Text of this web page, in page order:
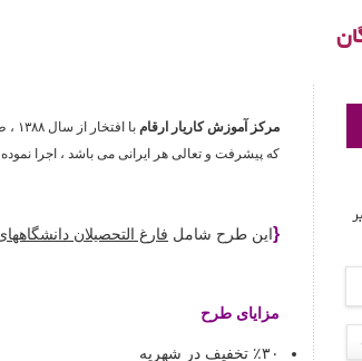
مرکز آموزش کاریار ارقام
با
که پیشرفت و تعالی هر ایرانی می باشد ، اجرا
{این طرح شامل فارغ التحصیلان
مزایای طرح
٪۳۰ تخفیف در شهریه